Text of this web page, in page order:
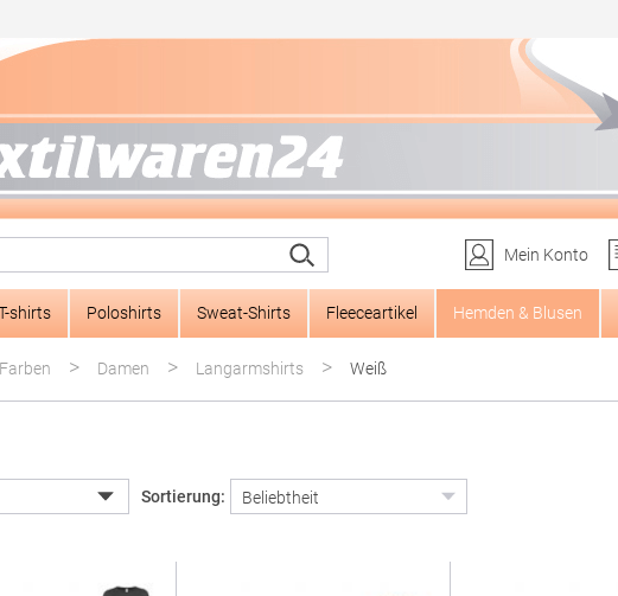
Mein Konto
shirts Poloshirts Sweat-Shirts Fleeceartikel Hemden & Blusen
> Damen > Langarmshirts > Weiß
Sortierung: